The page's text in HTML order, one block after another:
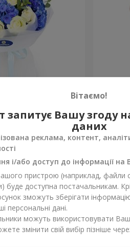
Замовити 3 145 грн
Вітаємо!
запитує Вашу згоду
даних
реклама, контент,
і/або доступ до інформації на
пристрою (наприклад, файли
буде доступна постачальникам.
зможуть зберігати
персональні дані.
можуть використовувати
змінити свій вибір пізніше